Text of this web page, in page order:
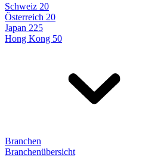
Schweiz 20
Österreich 20
Japan 225
Hong Kong 50
Branchen
Branchenübersicht